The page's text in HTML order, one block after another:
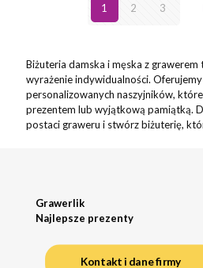
1 2 3
Biżuteria damska i męska z grawerem
wyrażenie indywidualności.
personalizowanych naszyjników,
prezentem lub wyjątkową pamiątką.
postaci graweru i stwórz biżuterię,
Grawerlik
Najlepsze prezenty
Kontakt i dane firmy